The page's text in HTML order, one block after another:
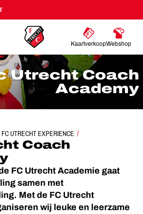
KaartverkoopWebshop
Utrecht Coach
Academy
FC UTRECHT EXPERIENCE
FC UTRECHT COACH ACADEMY
Coach
FC Utrecht Academie gaat
samen met
Met de FC Utrecht
wij leuke en leerzame